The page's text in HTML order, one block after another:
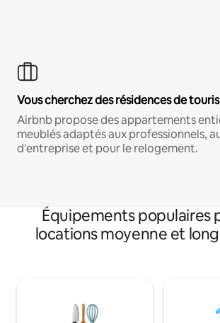
Vous cherchez des résidences de
Airbnb propose des appartements
meublés adaptés aux professionnels,
d'entreprise et pour le relogement.
Équipements populaires
locations moyenne et